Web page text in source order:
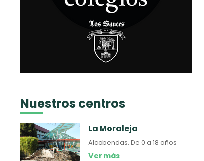
Nuestros centros
La Moraleja
Alcobendas.De 0 a 18 años
Ver más